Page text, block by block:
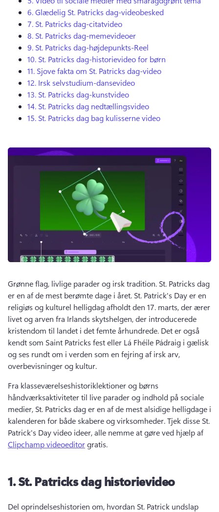
6.Glædelig St. Patricks dag-videobesked
7.St. Patricks dag-citatvideo
8.St. Patricks dag-memevideoer
9.St. Patricks dag-højdepunkts-Reel
10.St. Patricks dag-historievideo for børn
11.Sjove fakta om St. Patricks dag-video
12. Irsk selvstudium-dansevideo
13.St. Patricks dag-kunstvideo
14.St. Patricks dag nedtællingsvideo
15.St. Patricks dag bag kulisserne video
Grønne flag, livlige parader og irsk tradition. St. Patricks dag
er en af de mest berømte dage i året. St. Patrick's Day er en
religiøs og kulturel helligdag afholdt den 17. marts, der ærer
livet og arven fra Irlands skytshelgen, der introducerede
kristendom til landet i det femte århundrede. Det er også
kendt som Saint Patricks fest eller Lá Fhéile Pádraig i gælisk
og ses rundt om i verden som en fejring af irsk arv,
overbevisninger og kultur.
Fra klasseværelseshistoriklektioner og børns
håndværksaktiviteter til live parader og indhold på sociale
medier, St. Patricks dag er en af de mest alsidige helligdage i
kalenderen for både skabere og virksomheder.
Patrick's Day video ideer, alle nemme at gøre ved hjælp af
Clipchamp videoeditor gratis.
1.St.Patricks dag historievideo
Del oprindelseshistorien om, hvordan St. Patrick undslap